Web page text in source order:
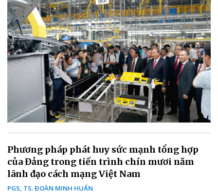
Phương pháp phát huy sức mạnh tổng hợp
của Đảng trong tiến trình chín mươi năm
lãnh đạo cách mạng Việt Nam
PGS, TS. ĐOÀN MINH HUẤN